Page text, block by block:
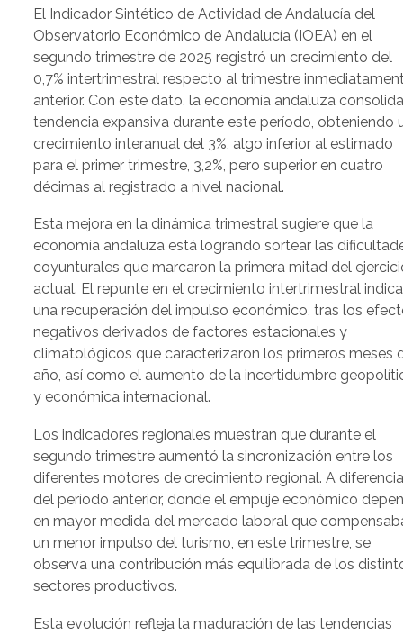
El Indicador Sintético de Actividad de Andalucía del
Observatorio Económico de Andalucía (IOEA) en el
segundo trimestre de 2025 registró un crecimiento del
0,7% intertrimestral respecto al trimestre
anterior. Con este dato, la economía andaluza
tendencia expansiva durante este período, obteniendo
crecimiento interanual del 3%, algo inferior al estimado
para el primer trimestre, 3,2%, pero superior en cuatro
décimas al registrado a nivel nacional.
Esta mejora en la dinámica trimestral sugiere que la
economía andaluza está logrando sortear las
coyunturales que marcaron la primera mitad del
actual. El repunte en el crecimiento intertrimestral indica
una recuperación del impulso económico, tras los
negativos derivados de factores estacionales y
climatológicos que caracterizaron los primeros meses
año, así como el aumento de la incertidumbre
y económica internacional.
Los indicadores regionales muestran que durante el
segundo trimestre aumentó la sincronización entre los
diferentes motores de crecimiento regional. A
del período anterior, donde el empuje económico
en mayor medida del mercado laboral que
un menor impulso del turismo, en este trimestre, se
observa una contribución más equilibrada de los
sectores productivos.
Esta evolución refleja la maduración de las tendencias